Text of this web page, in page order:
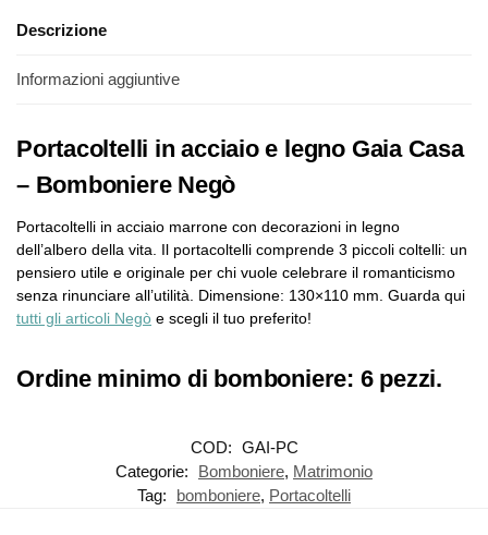
Descrizione
Informazioni aggiuntive
Portacoltelli in acciaio e legno Gaia Casa
– Bomboniere Negò
Portacoltelli in acciaio marrone con decorazioni in legno
dell’albero della vita. Il portacoltelli comprende 3 piccoli coltelli: un
pensiero utile e originale per chi vuole celebrare il romanticismo
senza rinunciare all’utilità. Dimensione: 130×110 mm. Guarda qui
tutti gli articoli Negò e scegli il tuo preferito!
Ordine minimo di bomboniere: 6 pezzi.
COD: GAI-PC
Categorie:
Bomboniere, Matrimonio
Tag:
bomboniere, Portacoltelli